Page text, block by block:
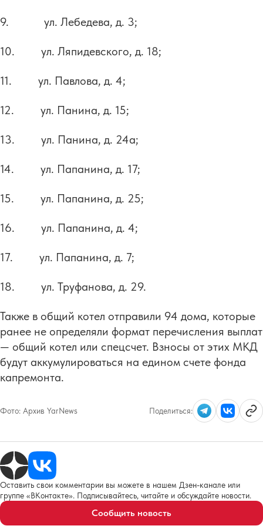
9. ул. Лебедева, д. 3;
10. ул. Ляпидевского, д. 18;
11. ул. Павлова, д. 4;
12. ул. Панина, д. 15;
13. ул. Панина, д. 24а;
14. ул. Папанина, д. 17;
15. ул. Папанина, д. 25;
16. ул. Папанина, д. 4;
17. ул. Папанина, д. 7;
18. ул. Труфанова, д. 29.
Также в общий котел отправили 94 дома, которые
ранее не определяли формат перечисления выплат
— общий котел или спецсчет. Взносы от этих МКД
будут аккумулироваться на едином счете фонда
капремонта.
Фото: Архив YarNews Поделиться:
Оставить свои комментарии вы можете в нашем Дзен-канале или
группе «ВКонтакте». Подписывайтесь, читайте и обсуждайте новости.
Сообщить новость